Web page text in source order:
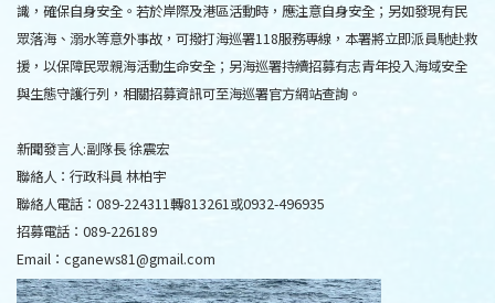
識，確保自身安全。若於岸際及港區活動時，應注意自身安全；另如發現有民
眾落海、溺水等意外事故，可撥打海巡署118服務專線，本署將立即派員馳赴救
援，以保障民眾親海活動生命安全；另海巡署持續招募有志青年投入海域安全
與生態守護行列，相關招募資訊可至海巡署官方網站查詢。
新聞發言人:副隊長 徐震宏
聯絡人：行政科員 林柏宇
聯絡人電話：089-224311轉813261或0932-496935
招募電話：089-226189
Email：cganews81@gmail.com